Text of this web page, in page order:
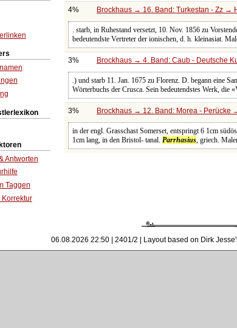
Antworten
Taggen
Korrektur
4% Brockhaus → 16. Band: Turkestan - Zz →
. starb, in Ruhestand versetzt, 10. Nov. 1856 zu
bedeutendste Vertreter der ionischen, d. h. kleinasiat.
3% Brockhaus → 4. Band: Caub - Deutsche
.) und starb 11. Jan. 1675 zu Florenz. D. begann eine
Wörterbuchs der Crusca. Sein bedeutendstes Werk, die
3% Brockhaus → 12. Band: Morea - Perücke
in der engl. Grasschast Somerset, entspringt 6 1cm
1cm lang, in den Bristol- tanal.Parrhasius, griech.
06.08.2026 22:50 | 2401/2 | Layout based on Dirk